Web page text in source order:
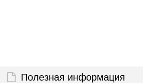
Полезная информация